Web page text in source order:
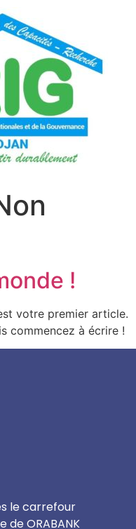
!
votre premier article.
commencez à écrire !
le carrefour
de ORABANK